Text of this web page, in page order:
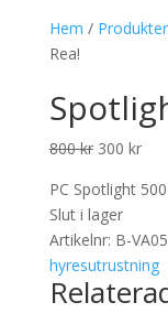
Hem / Produkter
Rea!
800kr Det
priset
var:
800 kr.
300 krDet
PC Spotlight
Slut i lager
Artikelnr: B-VA05
hyresutrustning